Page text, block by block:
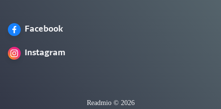
Facebook
Instagram
Readmio © 2026